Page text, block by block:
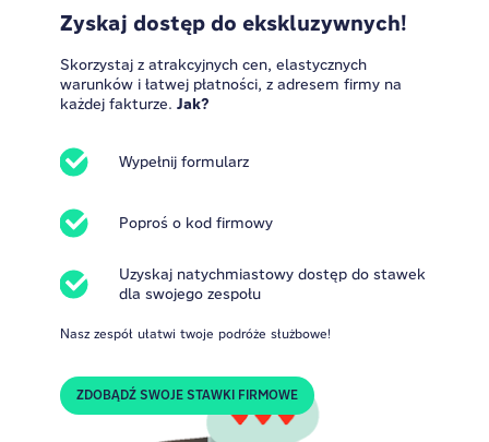
Zyskaj dostęp do ekskluzywnych!
Skorzystaj z atrakcyjnych cen, elastycznych
warunków i łatwej płatności, z adresem firmy na
każdej fakturze. Jak?
Wypełnij formularz
Poproś o kod firmowy
Uzyskaj natychmiastowy dostęp do stawek
dla swojego zespołu
Nasz zespół ułatwi twoje podróże służbowe!
ZDOBĄDŹ SWOJE STAWKI FIRMOWE